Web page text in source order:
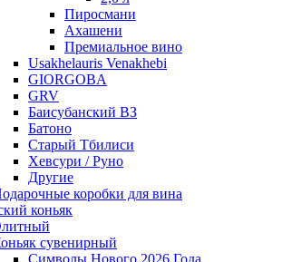
Пиросмани
Ахашени
Премиальное вино
Usakhelauris Venakhebi
GIORGOBA
GRV
Баисубанский ВЗ
Батоно
Старый Тбилиси
Хевсури / Руно
Другие
коробки для вина
коньяк
сувенирный
Символы Нового 2026 Года